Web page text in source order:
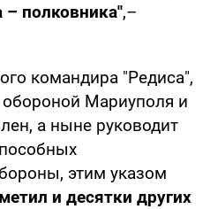
– полковника",–
командира "Редиса",
Мариуполя и
а ныне руководит
этим указом
и десятки других